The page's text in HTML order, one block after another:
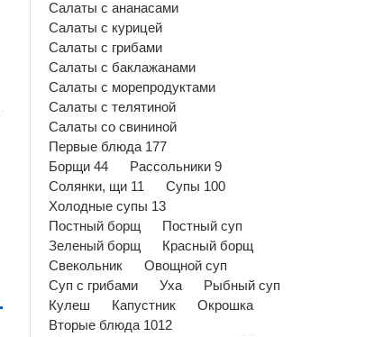
Салаты с ананасами
Салаты с курицей
Салаты с грибами
Салаты с баклажанами
Салаты с морепродуктами
Салаты с телятиной
Салаты со свининой
Первые блюда 177
Борщи 44
Рассольники 9
Солянки, щи 11
Супы 100
Холодные супы 13
Постный борщ
Постный суп
Зеленый борщ
Красный борщ
Свекольник
Овощной суп
Суп с грибами
Уха
Рыбный суп
Кулеш
Капустник
Окрошка
Вторые блюда 1012